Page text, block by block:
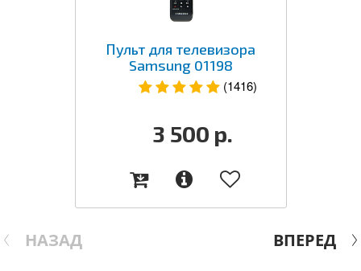
НАЗАД
Пульт для телевизора
Samsung 01198
(1416)
3 500 р.
ВПЕРЕД